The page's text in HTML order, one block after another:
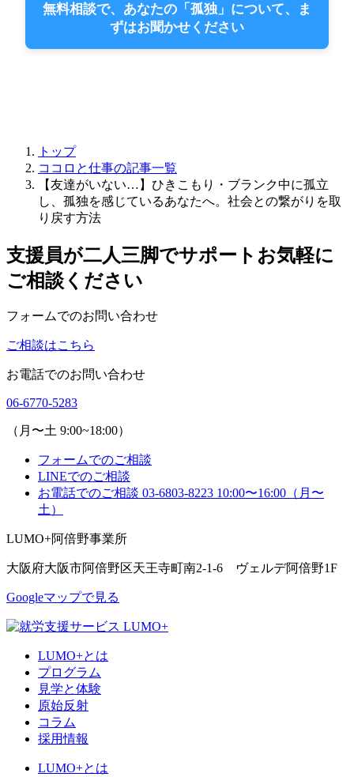
無料相談で、あなたの「孤独」について、ま
ずはお聞かせください
トップ
ココロと仕事の記事一覧
【友達がいない…】ひきこもり・ブランク中に孤立
し、孤独を感じているあなたへ。社会との繋がりを取
り戻す方法
支援員が二人三脚でサポート お気軽に
ご相談ください
フォームでのお問い合わせ
ご相談はこちら
お電話でのお問い合わせ
06-6770-5283
（月〜土 9:00~18:00）
フォームでのご相談
LINEでのご相談
お電話でのご相談 03-6803-8223 10:00〜16:00（月〜
土）
LUMO+阿倍野事業所
大阪府大阪市阿倍野区天王寺町南2-1-6 ヴェルデ阿倍野1F
Googleマップで見る
LUMO+とは
プログラム
見学と体験
原始反射
コラム
採用情報
LUMO+とは